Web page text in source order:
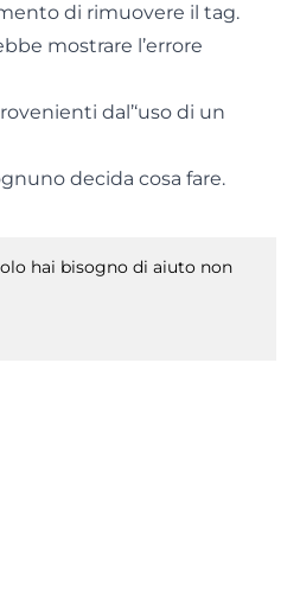
di rimuovere il tag.
mostrare l’errore
dal’‘uso di un
decida cosa fare.
hai bisogno di aiuto non